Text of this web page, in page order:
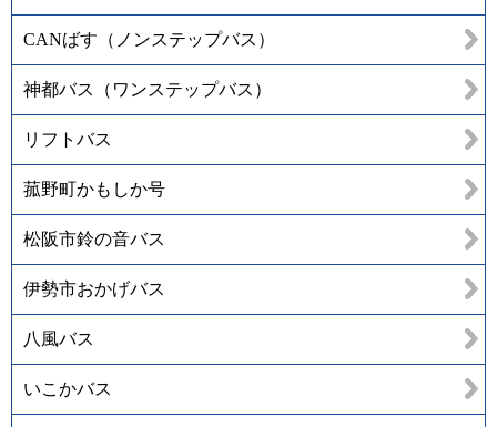
CANばす（ノンステップバス）
神都バス（ワンステップバス）
リフトバス
菰野町かもしか号
松阪市鈴の音バス
伊勢市おかげバス
八風バス
いこかバス